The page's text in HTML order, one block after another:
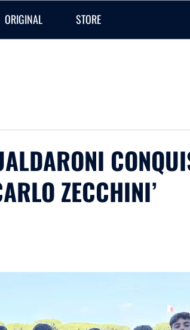
ORIGINAL STORE
ZECCHINI’